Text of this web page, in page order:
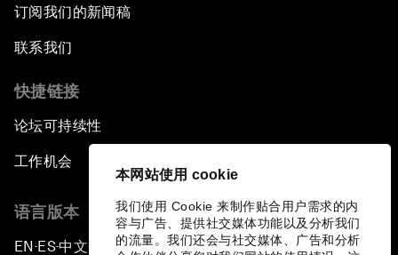
本网站使用 cookie
我们使用 Cookie 来制作贴合用户需求的内
容与广告、提供社交媒体功能以及分析我们
的流量。我们还会与社交媒体、广告和分析
订阅我们的新闻稿
联系我们
快捷链接
论坛可持续性
工作机会
语言版本
EN ▪ES▪中文▪ 日本語